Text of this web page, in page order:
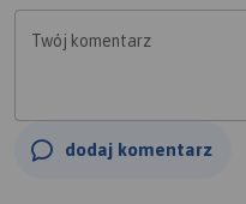
Twój komentarz
dodaj komentarz